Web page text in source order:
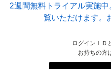
2週間無料トライアル実施
覧いただけます。
ログインＩＤ
お持ちの方